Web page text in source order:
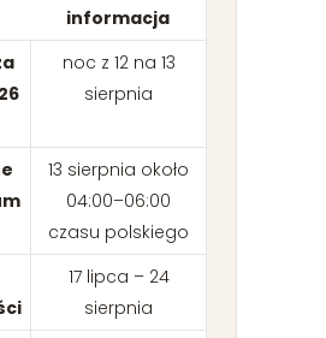
informacja
noc z 12 na 13
sierpnia
13 sierpnia około
04:00–06:00
czasu polskiego
17 lipca – 24
sierpnia